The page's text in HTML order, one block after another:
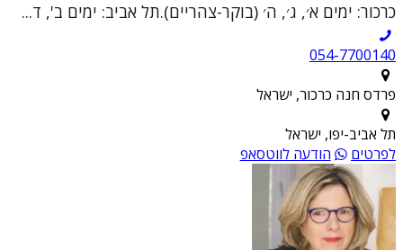
כרכור: ימים א׳, ג׳, ה׳ (בוקר-צהריים).תל אביב: ימים ב', ד...
054-7700140
פרדס חנה כרכור, ישראל
תל אביב-יפו, ישראל
לפרטים
הודעה לווטסאפ